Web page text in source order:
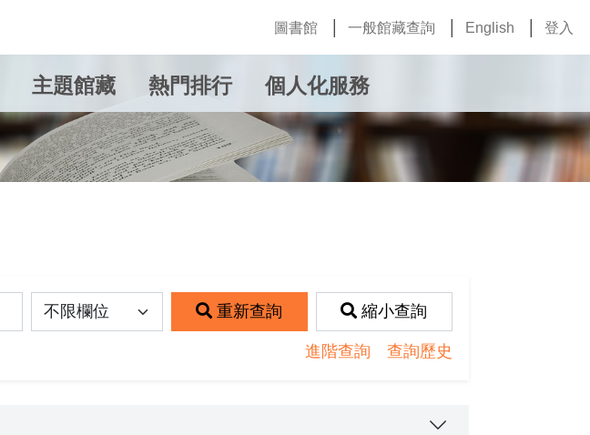
圖書館 一般館藏查詢 English 登入
主題館藏 熱門排行 個人化服務
重新查詢 縮小查詢
進階查詢 查詢歷史